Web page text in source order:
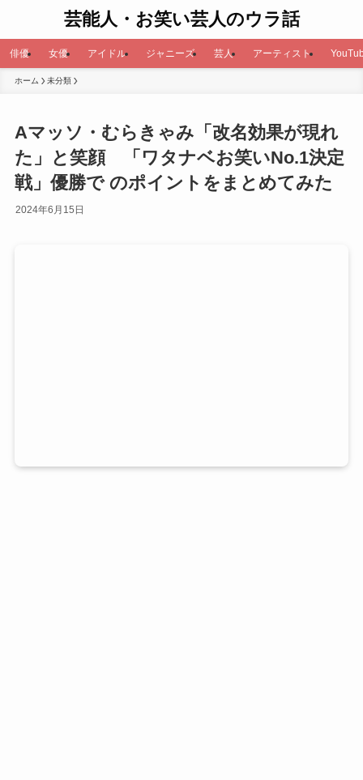
芸能人・お笑い芸人のウラ話
俳優 女優 アイドル ジャニーズ 芸人 アーティスト
ホーム 未分類
Aマッソ・むらきゃみ「改名効果が現れ
た」と笑顔 「ワタナベお笑いNo.1決定
戦」優勝で のポイントをまとめてみた
2024年6月15日